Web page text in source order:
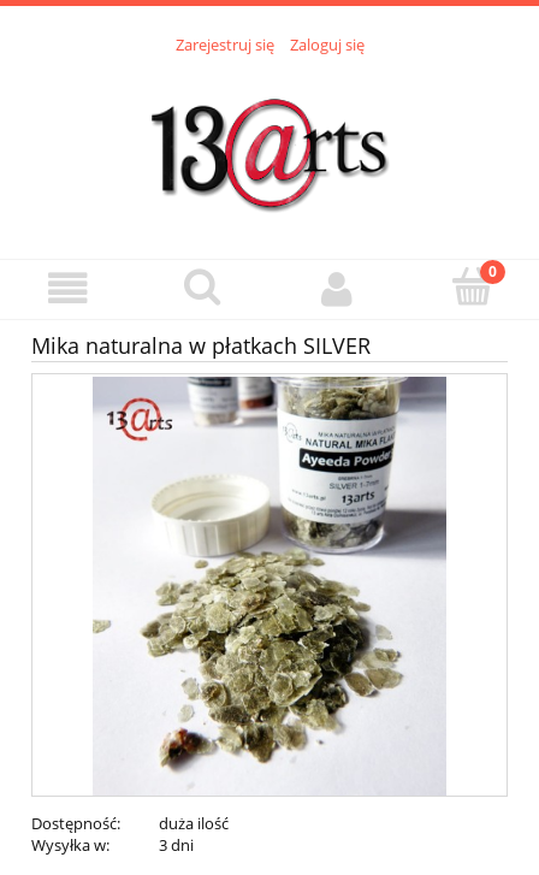
Zarejestruj się Zaloguj się
Mika naturalna w płatkach SILVER
Dostępność:
duża ilość
Wysyłka w:
3 dni